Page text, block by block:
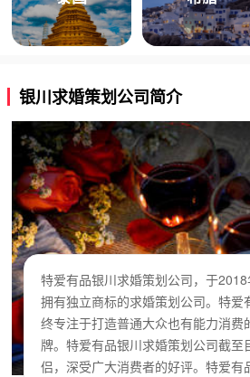
银川求婚策划公司简介
特爱有品银川求婚策划公司，于
拥有独立商标的求婚策划公司。特爱
终专注于打造普通大众也有能力消费
牌。特爱有品银川求婚策划公司截至
侣，深受广大消费者的好评。特爱有